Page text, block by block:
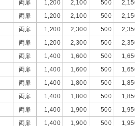
両扉 1,200 2,100 500
両扉 1,200 2,100 500
両扉 1,200 2,300 500
両扉 1,200 2,300 500
両扉 1,400 1,600 500
両扉 1,400 1,600 500
両扉 1,400 1,800 500
両扉 1,400 1,800 500
両扉 1,400 1,900 500
両扉 1,400 1,900 500